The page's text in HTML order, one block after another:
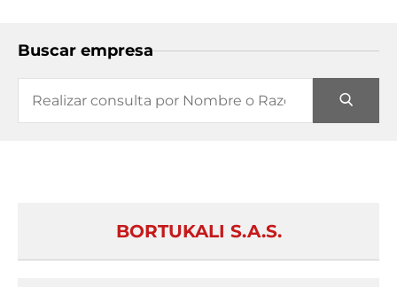
Buscar empresa
BORTUKALI S.A.S.